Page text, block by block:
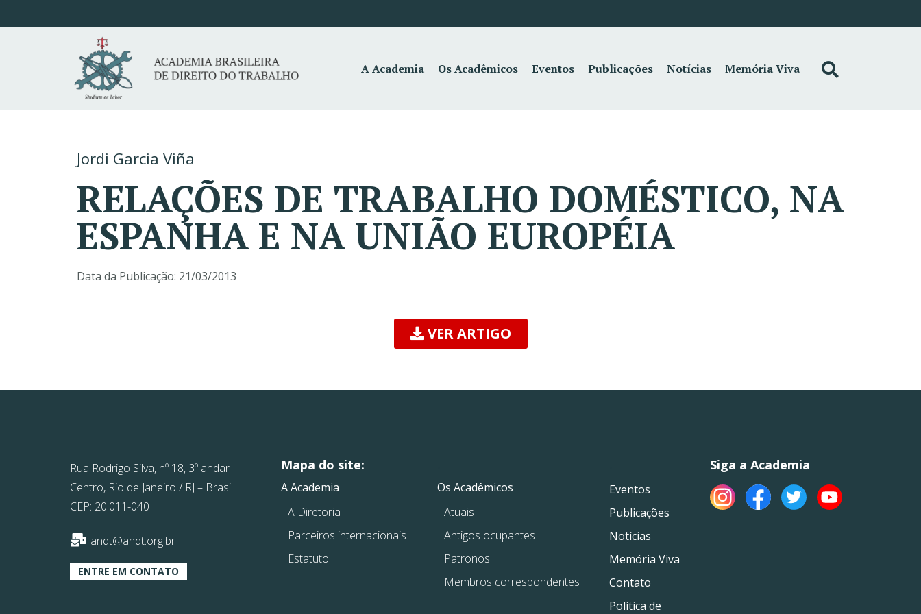
A Academia Os Acadêmicos Eventos Publicações Notícias Memória Viva
Jordi Garcia Viña
RELAÇÕES DE TRABALHO DOMÉSTICO, NA
ESPANHA E NA UNIÃO EUROPÉIA
Data da Publicação: 21/03/2013
VER ARTIGO
Rua Rodrigo Silva, nº 18, 3º andar
Centro, Rio de Janeiro / RJ – Brasil
CEP: 20.011-040
andt@andt.org.br
ENTRE EM CONTATO
Mapa do site:
A Academia
A Diretoria
Parceiros internacionais
Estatuto
Os Acadêmicos
Atuais
Antigos ocupantes
Patronos
Membros correspondentes
Eventos
Publicações
Notícias
Memória Viva
Contato
Política de
Siga a Academia